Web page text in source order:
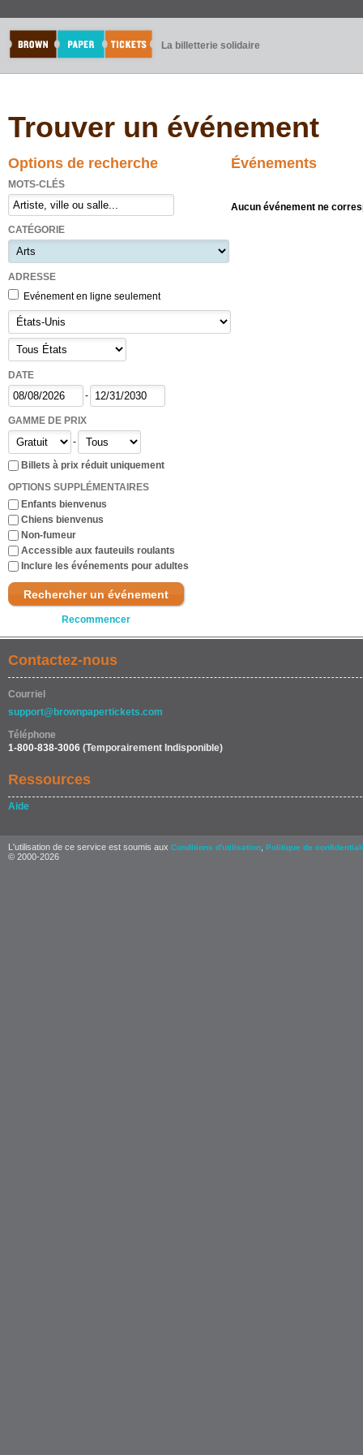
La billetterie solidaire
Trouver un événement
Options de recherche
MOTS-CLÉS
CATÉGORIE
ADRESSE
Evénement en ligne seulement
DATE
-
GAMME DE PRIX
-
Billets à prix réduit uniquement
OPTIONS SUPPLÉMENTAIRES
Enfants bienvenus
Chiens bienvenus
Non-fumeur
Accessible aux fauteuils roulants
Inclure les événements pour adultes
Rechercher un événement
Recommencer
Événements
Aucun événement ne
Contactez-nous
Courriel
support@brownpapertickets.com
Téléphone
1-800-838-3006 (Temporairement Indisponible)
Ressources
Aide
L'utilisation de ce service est soumis aux Conditions d'utilisation Politique de
© 2000-2026